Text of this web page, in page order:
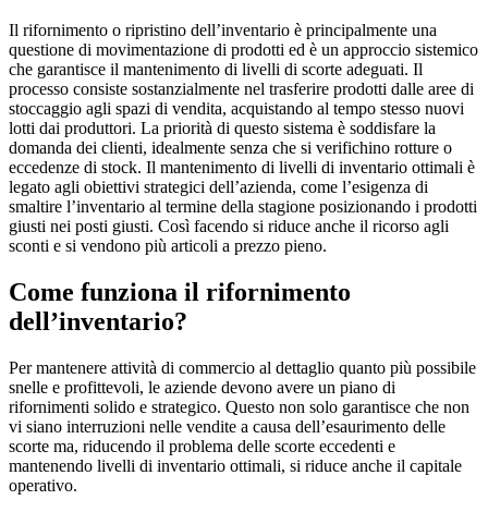
Il rifornimento o ripristino dell’inventario è principalmente una
questione di movimentazione di prodotti ed è un approccio sistemico
che garantisce il mantenimento di livelli di scorte adeguati. Il
processo consiste sostanzialmente nel trasferire prodotti dalle aree di
stoccaggio agli spazi di vendita, acquistando al tempo stesso nuovi
lotti dai produttori. La priorità di questo sistema è soddisfare la
domanda dei clienti, idealmente senza che si verifichino rotture o
eccedenze di stock. Il mantenimento di livelli di inventario ottimali è
legato agli obiettivi strategici dell’azienda, come l’esigenza di
smaltire l’inventario al termine della stagione posizionando i prodotti
giusti nei posti giusti. Così facendo si riduce anche il ricorso agli
sconti e si vendono più articoli a prezzo pieno.
Come funziona il rifornimento
dell’inventario?
Per mantenere attività di commercio al dettaglio quanto più possibile
snelle e profittevoli, le aziende devono avere un piano di
rifornimenti solido e strategico. Questo non solo garantisce che non
vi siano interruzioni nelle vendite a causa dell’esaurimento delle
scorte ma, riducendo il problema delle scorte eccedenti e
mantenendo livelli di inventario ottimali, si riduce anche il capitale
operativo.